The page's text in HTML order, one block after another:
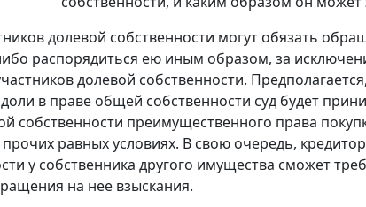
долевой собственности могут обязать
распорядиться ею иным образом, за
долевой собственности.
в праве общей собственности суд будет
собственности преимущественного права
равных условиях. В свою очередь,
у собственника другого имущества сможет
на нее взыскания.